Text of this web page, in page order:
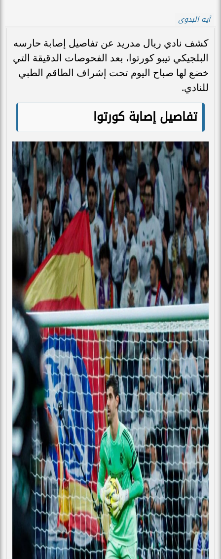
آيه البدوى
كشف نادي ريال مدريد عن تفاصيل إصابة حارسه
البلجيكي تيبو كورتوا، بعد الفحوصات الدقيقة التي
خضع لها صباح اليوم تحت إشراف الطاقم الطبي
للنادي.
تفاصيل إصابة كورتوا